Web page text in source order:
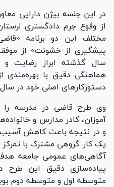
در این جلسه بیژن دارایی
از وقوع جرم دادگستری
مختلف این دو برنامه
پیشگیری از خشونت» از
سال گذشته ابراز رضایت
هماهنگی دقیق با بهره‌مندی
دستورکار‌های اصلی خود در
وی طرح قاضی در مدرسه را
آموزان، کادر مدارس و
و در نتیجه باعث کاهش
یک کار گروهی مشترک با
آگاهی‌های عمومی جامعه هدف
پیاده‌سازی دقیق این طرح
متوسطه اول و متوسطه دوم